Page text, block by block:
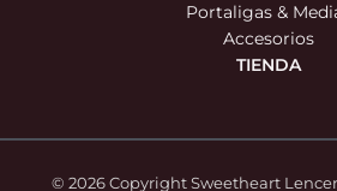
Portaligas &
Accesorios
TIENDA
© 2026 Copyright Sweetheart